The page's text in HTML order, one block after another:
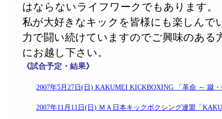
はならないライフワークでもあります。
私が大好きなキックを皆様にも楽しんで
力で闘い続けていますのでご興味のある
にお越し下さい。
《試合予定・結果》
2007年5月27日(日) KAKUMEI KICKBOXING 「革命 ～ 蹴
2007年11月11日(日) ＭＡ日本キックボクシング連盟「